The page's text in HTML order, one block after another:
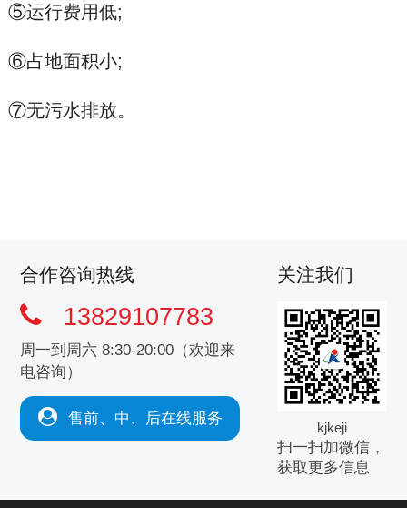
⑤运行费用低;
⑥占地面积小;
⑦无污水排放。
合作咨询热线
13829107783
周一到周六 8:30-20:00（欢迎来
电咨询）
售前、中、后在线服务
关注我们
kjkeji
扫一扫加微信，
获取更多信息